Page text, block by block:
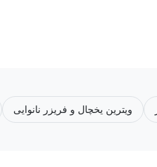
ویترین یخچال و فریزر نانوایی